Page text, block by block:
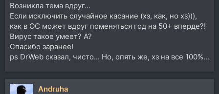
Возникла тема вдруг...
Если исключить случайное касание (хз, как, но хз))),
как в ОС может вдруг поменяться год на 50+ вперде?!
Вирус такое умеет? А?
Спасибо заранее!
ps DrWeb сказал, чисто... Но, опять же, хз на все 100%...
Andruha